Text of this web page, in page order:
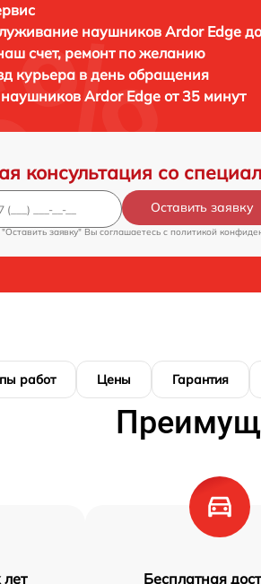
наушников Ardor Edge
счет, ремонт по желанию
курьера в день обращения
наушников Ardor Edge от 35 минут
консультация со
Оставить заявку
заявку" Вы соглашаетесь c политикой
работ Цены Гарантия
Бесплатная